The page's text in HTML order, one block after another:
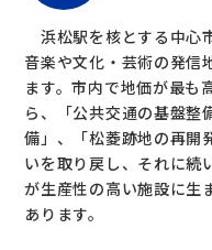
浜松駅を核とする中心
音楽や文化・芸術の発信
ます。市内で地価が最も
ら、「公共交通の基盤整
備」、「松菱跡地の再開
いを取り戻し、それに続
が生産性の高い施設に生
あります。